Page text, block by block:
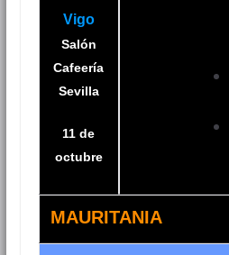
Vigo
Salón
Cafeería
Sevilla
11 de
octubre
MAURITANIA